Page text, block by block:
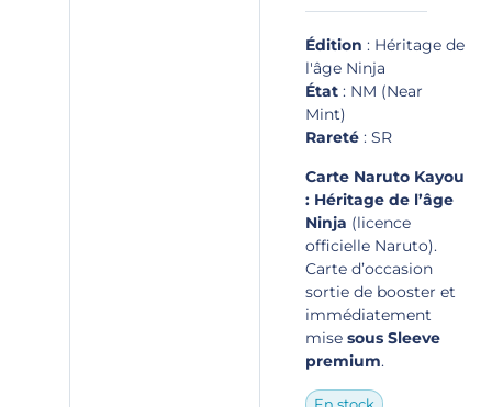
Édition : Héritage de
l'âge Ninja
État: NM (Near
Mint)
Rareté: SR
Carte Naruto Kayou
: Héritage de l’âge
Ninja (licence
officielle Naruto).
Carte d’occasion
sortie de booster et
immédiatement
mise sous Sleeve
premium.